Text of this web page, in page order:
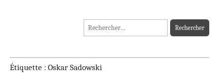
MADININ'ART
Rechercher :
Étiquette : Oskar Sadowski